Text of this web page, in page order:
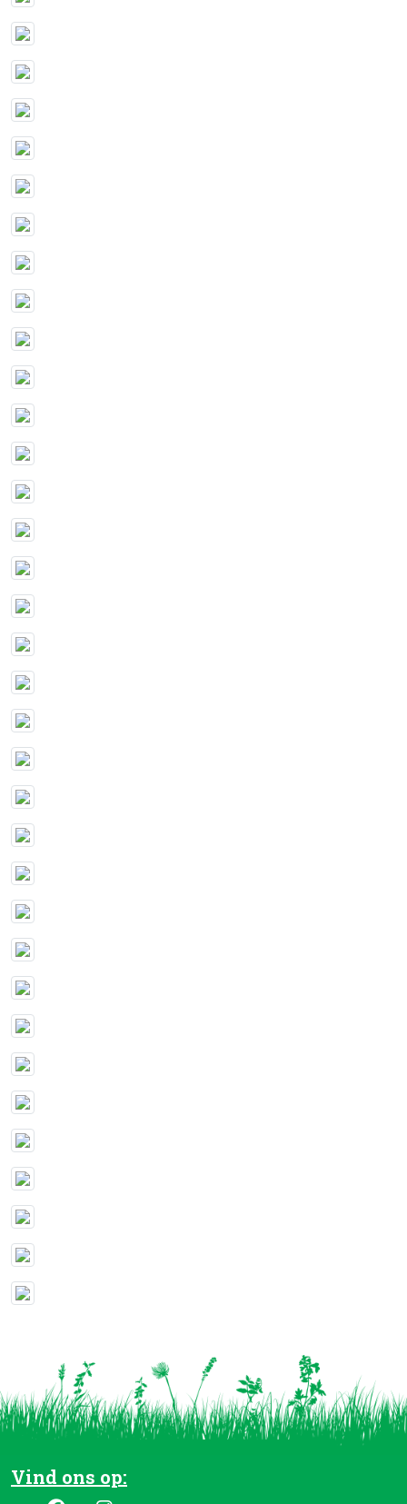
Vind ons op: